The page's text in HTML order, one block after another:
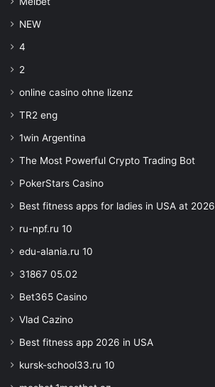
NEW
4
2
online casino ohne lizenz
TR2 eng
1win Argentina
The Most Powerful Crypto Trading Bot
PokerStars Casino
Best fitness apps for ladies in USA at 2026
ru-npf.ru 10
edu-alania.ru 10
31867 05.02
Bet365 Casino
Vlad Cazino
Best fitness app 2026 in USA
kursk-school33.ru 10